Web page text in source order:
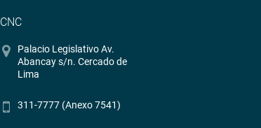
CNC
Palacio Legislativo Av.
Abancay s/n. Cercado de
Lima
311-7777 (Anexo 7541)